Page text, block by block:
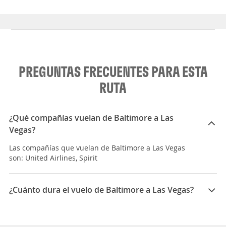
PREGUNTAS FRECUENTES PARA ESTA
RUTA
¿Qué compañías vuelan de Baltimore a Las
Vegas?
Las compañías que vuelan de Baltimore a Las Vegas
son: United Airlines, Spirit
¿Cuánto dura el vuelo de Baltimore a Las Vegas?